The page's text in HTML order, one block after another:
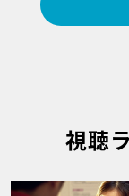
視聴